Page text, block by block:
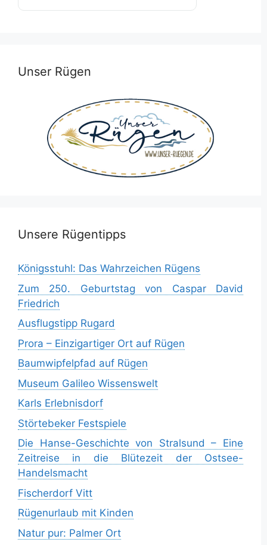
Unser Rügen
Unsere Rügentipps
Königsstuhl: Das Wahrzeichen Rügens
Zum 250. Geburtstag von Caspar David
Friedrich
Ausflugstipp Rugard
Prora – Einzigartiger Ort auf Rügen
Baumwipfelpfad auf Rügen
Museum Galileo Wissenswelt
Karls Erlebnisdorf
Störtebeker Festspiele
Die Hanse-Geschichte von Stralsund – Eine
Zeitreise in die Blütezeit der Ostsee-
Handelsmacht
Fischerdorf Vitt
Rügenurlaub mit Kinden
Natur pur: Palmer Ort